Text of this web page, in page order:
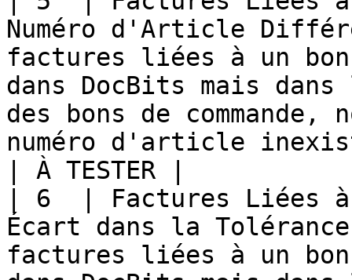
Numéro d'Article
factures liées à un bon
dans DocBits mais dans
des bons de
numéro d'article
| À TESTER |
| 6  | Factures Liées à
Écart dans la
factures liées à un bon